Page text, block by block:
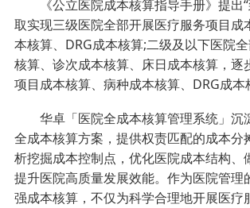
《公立医院成本核算指导手册》提出“
取实现三级医院全部开展医疗服务项目成
本核算、DRG成本核算;二级及以下医院
核算、诊次成本核算、床日成本核算，逐
项目成本核算、病种成本核算、DRG成本
华卓「医院全成本核算管理系统」沉
全成本核算方案，提供权责匹配的成本分
析挖掘成本控制点，优化医院成本结构、
提升医院高质量发展效能。作为医院管理
强成本核算，不仅为科学合理地开展医疗